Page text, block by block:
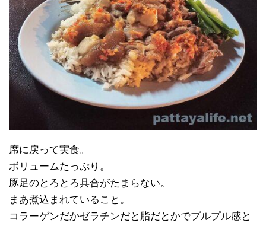
席に戻って実食。
ボリュームたっぷり。
豚足のとろとろ具合がたまらない。
まあ煮込まれていること。
コラーゲンだかゼラチンだと脂だとかでプルプル感と